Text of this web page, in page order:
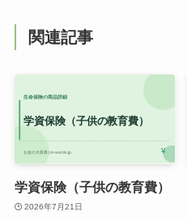
関連記事
学資保険（子供の教育費）
2026年7月21日